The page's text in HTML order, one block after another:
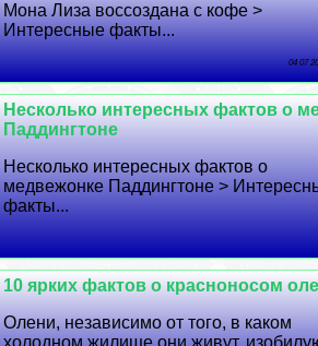
Мона Лиза воссоздана с кофе >
Интересные факты...
04 07
Несколько интересных фактов о
Паддингтоне
Несколько интересных фактов о
медвежонке Паддингтоне >
факты...
10 ярких фактов о красноносом
Олени, независимо от того, в каком